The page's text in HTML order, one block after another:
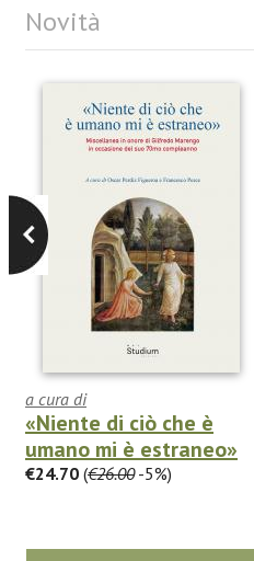
Novità
a cura di
«Niente di ciò che è
umano mi è estraneo»
€24.70 (€26.00-5%)